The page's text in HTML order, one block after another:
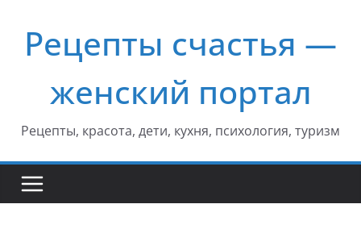
содержимому
Рецепты счастья —
женский портал
Рецепты, красота, дети, кухня, психология, туризм